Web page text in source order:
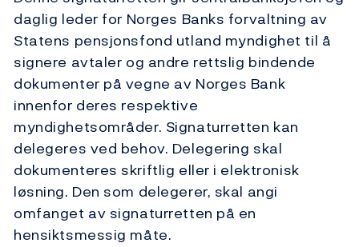
daglig leder for Norges Banks forvaltning av
Statens pensjonsfond utland myndighet til å
signere avtaler og andre rettslig bindende
dokumenter på vegne av Norges Bank
innenfor deres respektive
myndighetsområder. Signaturretten kan
delegeres ved behov. Delegering skal
dokumenteres skriftlig eller i elektronisk
løsning. Den som delegerer, skal angi
omfanget av signaturretten på en
hensiktsmessig måte.